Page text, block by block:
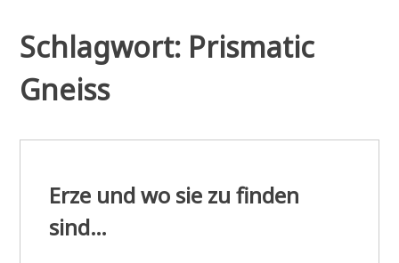
Schlagwort: Prismatic
Gneiss
Erze und wo sie zu finden
sind…